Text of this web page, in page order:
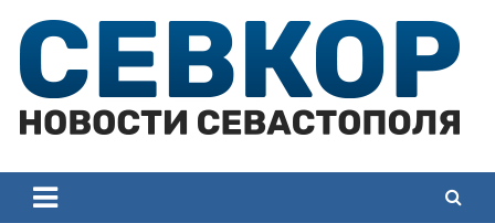
content
Севастополя
Севастополя